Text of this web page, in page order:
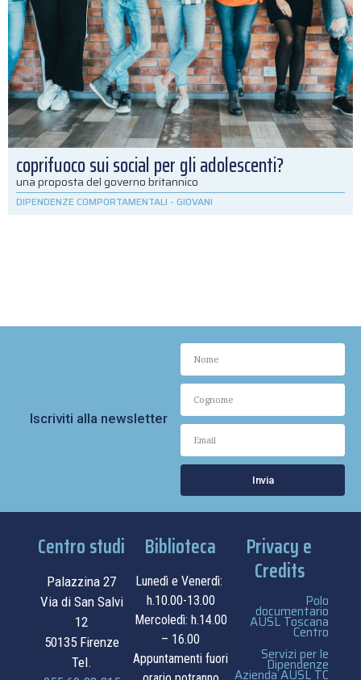
coprifuoco sui social per gli adolescenti?
una proposta del governo britannico
DIPENDENZE COMPORTAMENTALI - GIOVANI
Iscriviti alla newsletter
Invia
Centro studi
Palazzina 27
Via di San Salvi
12
50135 Firenze
Tel.
Biblioteca
Lunedì e Venerdì:
h.10.00-13.00
Mercoledì: h.14.00
– 16.00
Appuntamenti fuori
Privacy e
Credits
Polo
documentario
AUSL Toscana
Centro
Servizi per le
Dipendenze
Azienda AUSL TC